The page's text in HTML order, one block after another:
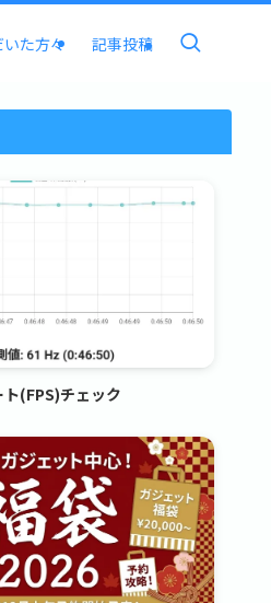
た方々 記事投稿
(FPS)チェック